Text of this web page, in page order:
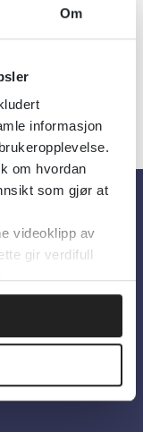
Om
informasjon
om hvordan
som gjør at
videoklipp av
gir verdifull